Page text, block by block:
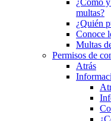
¿Cómo
multas?
¿Quién
Conoce
Multas
Permisos de
Atrás